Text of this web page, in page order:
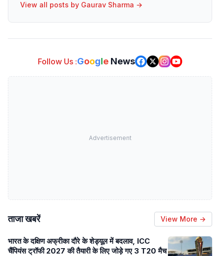
View all posts by Gaurav Sharma →
Follow Us :Google News
Advertisement
ताजा खबरें View More →
भारत के दक्षिण अफ्रीका दौरे के शेड्यूल में बदलाव, ICC
चैंपियंस ट्रॉफी 2027 की तैयारी के लिए जोड़े गए 3 T20 मैच